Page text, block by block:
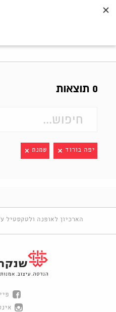
0 תוצאות
יפה בורוד שמנת
הארכיון לאופנה ולטקסטיל